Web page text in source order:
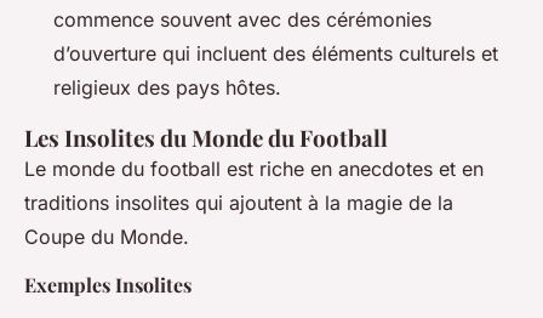
commence souvent avec des cérémonies
d’ouverture qui incluent des éléments culturels et
religieux des pays hôtes.
Les Insolites du Monde du Football
Le monde du football est riche en anecdotes et en
traditions insolites qui ajoutent à la magie de la
Coupe du Monde.
Exemples Insolites